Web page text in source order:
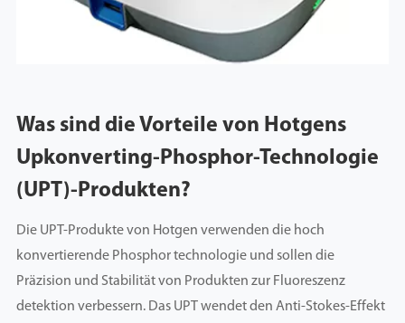
Was sind die Vorteile von Hotgens
Upkonverting-Phosphor-Technologie
(UPT)-Produkten?
Die UPT-Produkte von Hotgen verwenden die hoch
konvertierende Phosphor technologie und sollen die
Präzision und Stabilität von Produkten zur Fluoreszenz
detektion verbessern. Das UPT wendet den Anti-Stokes-Effekt